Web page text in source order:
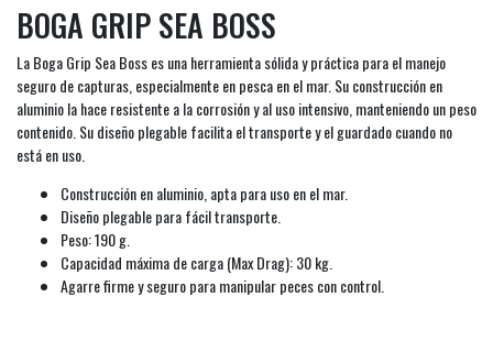
BOGA GRIP SEA BOSS
La Boga Grip Sea Boss es una herramienta sólida y práctica para el manejo
seguro de capturas, especialmente en pesca en el mar. Su construcción en
aluminio la hace resistente a la corrosión y al uso intensivo, manteniendo un peso
contenido. Su diseño plegable facilita el transporte y el guardado cuando no
está en uso.
Construcción en aluminio, apta para uso en el mar.
Diseño plegable para fácil transporte.
Peso: 190 g.
Capacidad máxima de carga (Max Drag): 30 kg.
Agarre firme y seguro para manipular peces con control.